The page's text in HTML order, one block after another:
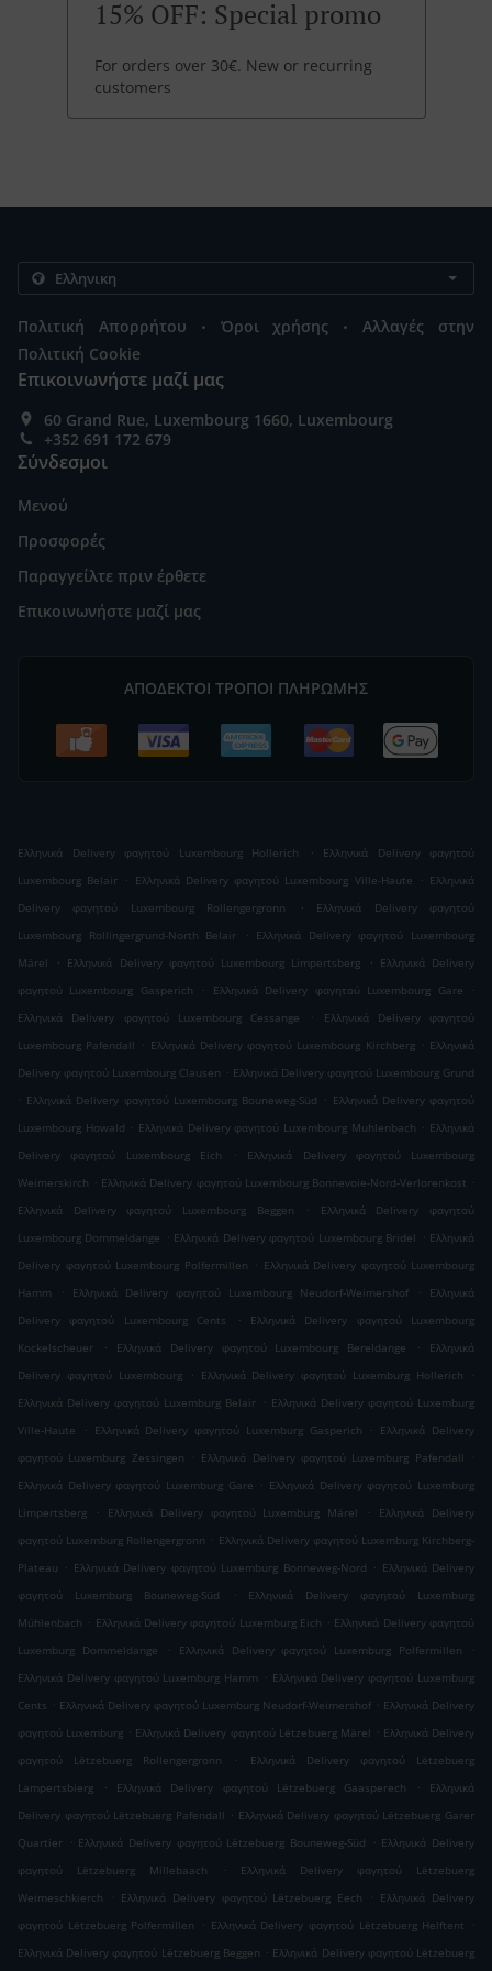
15% OFF: Special promo
For orders over 30€. New or recurring
customers
Πολιτική Απορρήτου . Όροι χρήσης .
Αλλαγές στην
Πολιτική Cookie
Επικοινωνήστε μαζί μας
60 Grand Rue, Luxembourg 1660, Luxembourg
+352 691 172 679
Σύνδεσμοι
Μενού
Προσφορές
Παραγγείλτε πριν έρθετε
Επικοινωνήστε μαζί μας
ΑΠΟΔΕΚΤΟΊ ΤΡΌΠΟΙ ΠΛΗΡΩΜΉΣ
Ελληνικά Delivery φαγητού Luxembourg Hollerich .
Ελληνικά Delivery φαγητού
Luxembourg Belair . Ελληνικά Delivery φαγητού Luxembourg Ville-Haute . Ελληνικά
Delivery φαγητού Luxembourg Rollengergronn
.
Ελληνικά Delivery φαγητού
Luxembourg Rollingergrund-North Belair
. Ελληνικά Delivery φαγητού Luxembourg
Märel
. Ελληνικά Delivery φαγητού Luxembourg Limpertsberg . Ελληνικά Delivery
φαγητού Luxembourg Gasperich
. Ελληνικά Delivery φαγητού Luxembourg Gare
.
Ελληνικά Delivery φαγητού Luxembourg Cessange
.
Ελληνικά Delivery φαγητού
Luxembourg Pafendall . Ελληνικά Delivery φαγητού Luxembourg Kirchberg . Ελληνικά
Delivery φαγητού Luxembourg Clausen . Ελληνικά Delivery φαγητού Luxembourg Grund
. Ελληνικά Delivery φαγητού Luxembourg Bouneweg-Süd . Ελληνικά Delivery φαγητού
Luxembourg Howald . Ελληνικά Delivery φαγητού Luxembourg Muhlenbach . Ελληνικά
Delivery φαγητού Luxembourg Eich
.
Ελληνικά Delivery φαγητού Luxembourg
Weimerskirch . Ελληνικά Delivery φαγητού Luxembourg Bonnevoie-Nord-Verlorenkost .
Ελληνικά Delivery φαγητού Luxembourg Beggen
.
Ελληνικά Delivery φαγητού
Luxembourg Dommeldange . Ελληνικά Delivery φαγητού Luxembourg Bridel . Ελληνικά
Delivery φαγητού Luxembourg Polfermillen . Ελληνικά Delivery φαγητού Luxembourg
Hamm
. Ελληνικά Delivery φαγητού Luxembourg Neudorf-Weimershof .
Ελληνικά
Delivery φαγητού Luxembourg Cents
.
Ελληνικά Delivery φαγητού Luxembourg
Kockelscheuer
. Ελληνικά Delivery φαγητού Luxembourg Bereldange .
Ελληνικά
Delivery φαγητού Luxembourg
. Ελληνικά Delivery φαγητού Luxemburg Hollerich
.
Ελληνικά Delivery φαγητού Luxemburg Belair . Ελληνικά Delivery φαγητού Luxemburg
Ville-Haute
. Ελληνικά Delivery φαγητού Luxemburg Gasperich . Ελληνικά Delivery
φαγητού Luxemburg Zessingen
. Ελληνικά Delivery φαγητού Luxemburg Pafendall
.
Ελληνικά Delivery φαγητού Luxemburg Gare . Ελληνικά Delivery φαγητού Luxemburg
Limpertsberg
. Ελληνικά Delivery φαγητού Luxemburg Märel .
Ελληνικά Delivery
φαγητού Luxemburg Rollengergronn . Ελληνικά Delivery φαγητού Luxemburg Kirchberg-
Plateau . Ελληνικά Delivery φαγητού Luxemburg Bonneweg-Nord . Ελληνικά Delivery
φαγητού Luxemburg Bouneweg-Süd
.
Ελληνικά Delivery φαγητού Luxemburg
Mühlenbach . Ελληνικά Delivery φαγητού Luxemburg Eich . Ελληνικά Delivery φαγητού
Luxemburg Dommeldange
. Ελληνικά Delivery φαγητού Luxemburg Polfermillen
.
Ελληνικά Delivery φαγητού Luxemburg Hamm . Ελληνικά Delivery φαγητού Luxemburg
Cents . Ελληνικά Delivery φαγητού Luxemburg Neudorf-Weimershof . Ελληνικά Delivery
φαγητού Luxemburg . Ελληνικά Delivery φαγητού Lëtzebuerg Märel . Ελληνικά Delivery
φαγητού Lëtzebuerg Rollengergronn
.
Ελληνικά Delivery φαγητού Lëtzebuerg
Lampertsbierg
. Ελληνικά Delivery φαγητού Lëtzebuerg Gaasperech .
Ελληνικά
Delivery φαγητού Lëtzebuerg Pafendall . Ελληνικά Delivery φαγητού Lëtzebuerg Garer
Quartier . Ελληνικά Delivery φαγητού Lëtzebuerg Bouneweg-Süd . Ελληνικά Delivery
φαγητού Lëtzebuerg Millebaach
.
Ελληνικά Delivery φαγητού Lëtzebuerg
Weimeschkierch
. Ελληνικά Delivery φαγητού Lëtzebuerg Eech . Ελληνικά Delivery
φαγητού Lëtzebuerg Polfermillen
. Ελληνικά Delivery φαγητού Lëtzebuerg Helftent
.
Ελληνικά Delivery φαγητού Lëtzebuerg Beggen . Ελληνικά Delivery φαγητού Lëtzebuerg